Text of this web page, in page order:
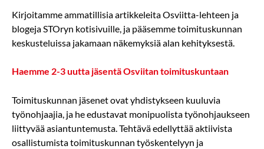
Kirjoitamme ammatillisia artikkeleita Osviitta-lehteen ja
blogeja STOryn kotisivuille, ja pääsemme toimituskunnan
keskusteluissa jakamaan näkemyksiä alan kehityksestä.
Haemme 2-3 uutta jäsentä Osviitan toimituskuntaan
Toimituskunnan jäsenet ovat yhdistykseen kuuluvia
työnohjaajia, ja he edustavat monipuolista työnohjaukseen
liittyvää asiantuntemusta. Tehtävä edellyttää aktiivista
osallistumista toimituskunnan työskentelyyn ja